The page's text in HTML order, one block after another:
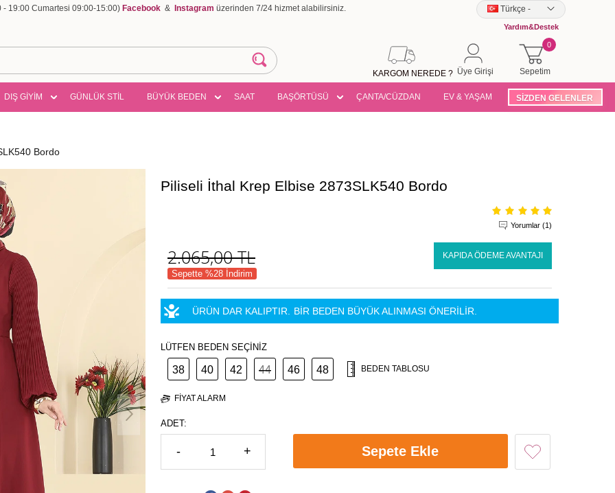
19:00 Cumartesi 09:00-15:00) Facebook & Instagram üzerinden 7/24 hizmet alabilirsiniz. Türkçe -
Yardım&Destek
Sepetim
0
Üye Girişi
KARGOM NEREDE ?
DIŞ GİYİM GÜNLÜK STİL BÜYÜK BEDEN SAAT BAŞÖRTÜSÜ ÇANTA/CÜZDAN EV & YAŞAM SİZDEN GELENLER
Bordo
Piliseli İthal Krep Elbise 2873SLK540 Bordo
Yorumlar (1)
2.065,00TL KAPIDA ÖDEME AVANTAJI
Sepette %28 İndirim
ÜRÜN DAR KALIPTIR. BİR BEDEN BÜYÜK ALINMASI ÖNERİLİR.
LÜTFEN BEDEN SEÇİNİZ
38 40 42 44 46 48 BEDEN TABLOSU
FIYAT ALARM
ADET:
- + Sepete Ekle